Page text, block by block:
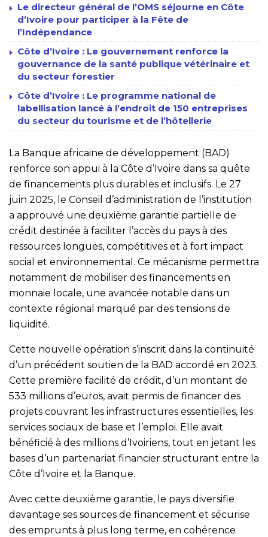
Le directeur général de l’OMS séjourne en Côte
d’Ivoire pour participer à la Fête de
l’Indépendance
Côte d’Ivoire : Le gouvernement renforce la
gouvernance de la santé publique vétérinaire et
du secteur forestier
Côte d’Ivoire : Le programme national de
labellisation lancé à l’endroit de 150 entreprises
du secteur du tourisme et de l’hôtellerie
La Banque africaine de développement (BAD)
renforce son appui à la Côte d’Ivoire dans sa quête
de financements plus durables et inclusifs. Le 27
juin 2025, le Conseil d’administration de l’institution
a approuvé une deuxième garantie partielle de
crédit destinée à faciliter l’accès du pays à des
ressources longues, compétitives et à fort impact
social et environnemental. Ce mécanisme permettra
notamment de mobiliser des financements en
monnaie locale, une avancée notable dans un
contexte régional marqué par des tensions de
liquidité.
Cette nouvelle opération s’inscrit dans la continuité
d’un précédent soutien de la BAD accordé en 2023.
Cette première facilité de crédit, d’un montant de
533 millions d’euros, avait permis de financer des
projets couvrant les infrastructures essentielles, les
services sociaux de base et l’emploi. Elle avait
bénéficié à des millions d’Ivoiriens, tout en jetant les
bases d’un partenariat financier structurant entre la
Côte d’Ivoire et la Banque.
Avec cette deuxième garantie, le pays diversifie
davantage ses sources de financement et sécurise
des emprunts à plus long terme, en cohérence